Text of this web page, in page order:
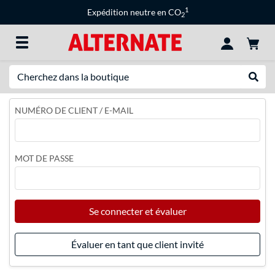
Expédition neutre en CO2
1
NUMÉRO DE CLIENT / E-MAIL
MOT DE PASSE
Se connecter et évaluer
Évaluer en tant que client invité